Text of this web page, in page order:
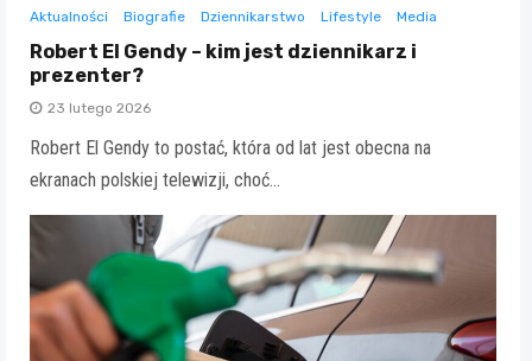
Aktualności Biografie Dziennikarstwo Lifestyle Media
Robert El Gendy – kim jest dziennikarz i
prezenter?
23 lutego 2026
Robert El Gendy to postać, która od lat jest obecna na
ekranach polskiej telewizji, choć…